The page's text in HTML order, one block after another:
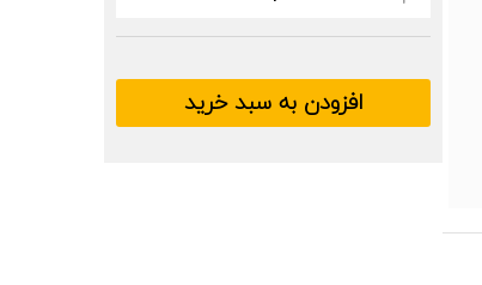
Logbook
افزودن به سبد خرید